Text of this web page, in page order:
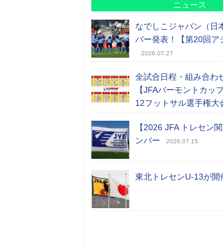
ニュース
なでしこジャパン（日
バー発表！【第20回ア
2026.07.27
全試合日程・組み合わ
【JFAバーモントカッ
12フットサル選手権大
【2026 JFA トレセン
ンバー
2026.07.15
東北トレセンU-13が開